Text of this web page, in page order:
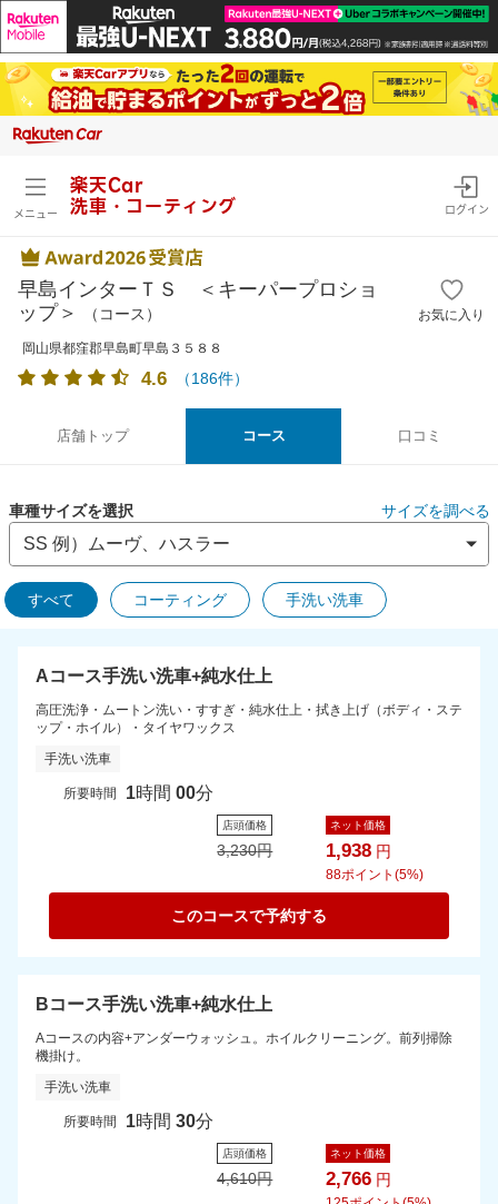
メニュー
楽天Car
洗車・コーティング
ログイン
早島インターＴＳ ＜キーパープロショ
ップ＞
（コース） お気に入り
岡山県都窪郡早島町早島３５８８
4.6 （186件）
店舗トップ コース 口コミ
車種サイズを選択 サイズを調べる
すべて コーティング 手洗い洗車
Aコース手洗い洗車+純水仕上
高圧洗浄・ムートン洗い・すすぎ・純水仕上・拭き上げ（ボディ・ステ
ップ・ホイル）・タイヤワックス
手洗い洗車
所要時間 1時間 00分
店頭価格
3,230円
ネット価格
1,938 円
88ポイント(5%)
このコースで予約する
Bコース手洗い洗車+純水仕上
Aコースの内容+アンダーウォッシュ。ホイルクリーニング。前列掃除
機掛け。
手洗い洗車
所要時間 1時間 30分
店頭価格
4,610円
ネット価格
2,766 円